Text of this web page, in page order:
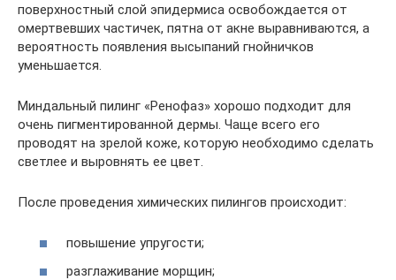
поверхностный слой эпидермиса освобождается от
омертвевших частичек, пятна от акне выравниваются, а
вероятность появления высыпаний гнойничков
уменьшается.
Миндальный пилинг «Ренофаз» хорошо подходит для
очень пигментированной дермы. Чаще всего его
проводят на зрелой коже, которую необходимо сделать
светлее и выровнять ее цвет.
После проведения химических пилингов происходит:
повышение упругости;
разглаживание морщин;